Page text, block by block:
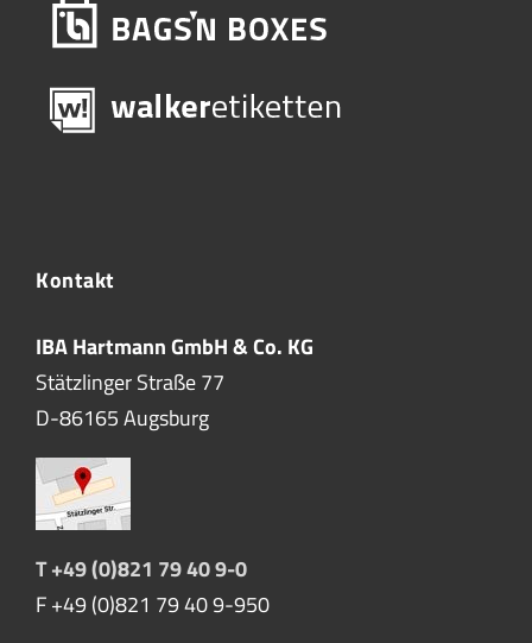
Kontakt
IBA Hartmann GmbH & Co. KG
Stätzlinger Straße 77
D-86165 Augsburg
T +49 (0)821 79 40 9-0
F +49 (0)821 79 40 9-950